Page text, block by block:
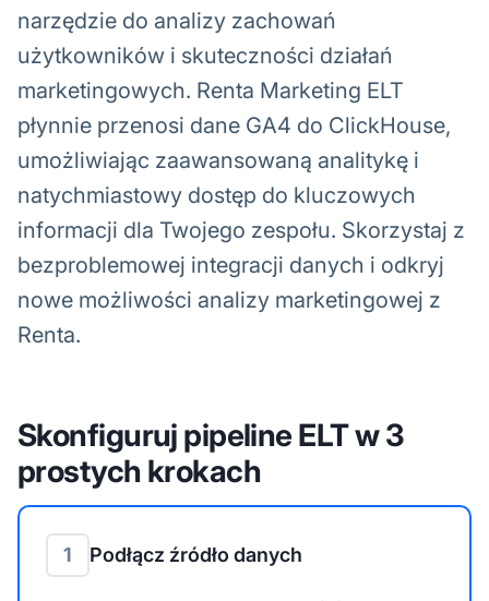
narzędzie do analizy zachowań
użytkowników i skuteczności działań
marketingowych. Renta Marketing ELT
płynnie przenosi dane GA4 do ClickHouse,
umożliwiając zaawansowaną analitykę i
natychmiastowy dostęp do kluczowych
informacji dla Twojego zespołu. Skorzystaj z
bezproblemowej integracji danych i odkryj
nowe możliwości analizy marketingowej z
Renta.
Skonfiguruj pipeline ELT w 3
prostych krokach
1 Podłącz źródło danych